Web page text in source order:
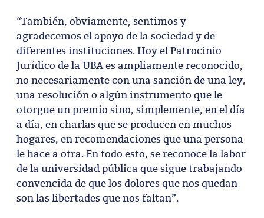
“También, obviamente, sentimos y
agradecemos el apoyo de la sociedad y de
diferentes instituciones. Hoy el Patrocinio
Jurídico de la UBA es ampliamente reconocido,
no necesariamente con una sanción de una ley,
una resolución o algún instrumento que le
otorgue un premio sino, simplemente, en el día
a día, en charlas que se producen en muchos
hogares, en recomendaciones que una persona
le hace a otra. En todo esto, se reconoce la labor
de la universidad pública que sigue trabajando
convencida de que los dolores que nos quedan
son las libertades que nos faltan”.